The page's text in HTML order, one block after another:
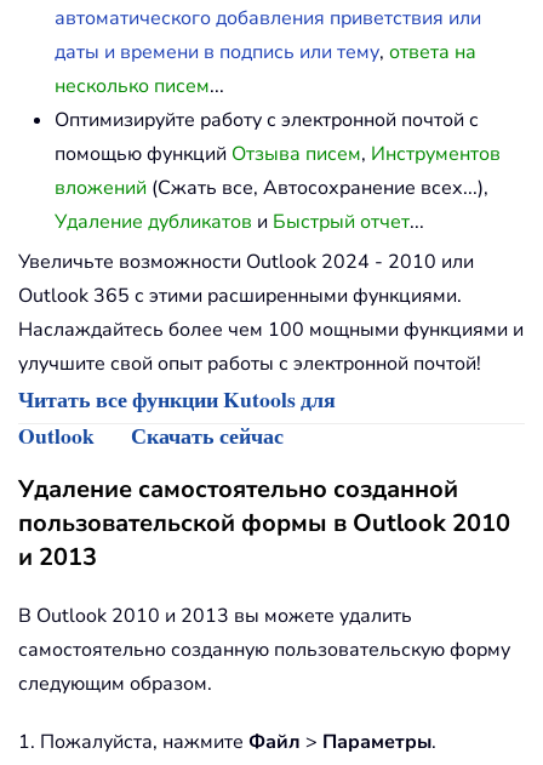
автоматического добавления приветствия или
даты и времени в подпись или тему, ответа на
несколько писем...
Оптимизируйте работу с электронной почтой с
помощью функций Отзыва писем, Инструментов
вложений (Сжать все, Автосохранение всех...),
Удаление дубликатов и Быстрый отчет...
Увеличьте возможности Outlook 2024 - 2010 или
Outlook 365 с этими расширенными функциями.
Наслаждайтесь более чем 100 мощными функциями и
улучшите свой опыт работы с электронной почтой!
Читать все функции Kutools для
Outlook
Скачать сейчас
Удаление самостоятельно созданной
пользовательской формы в Outlook 2010
и 2013
В Outlook 2010 и 2013 вы можете удалить
самостоятельно созданную пользовательскую форму
следующим образом.
1. Пожалуйста, нажмите Файл > Параметры.